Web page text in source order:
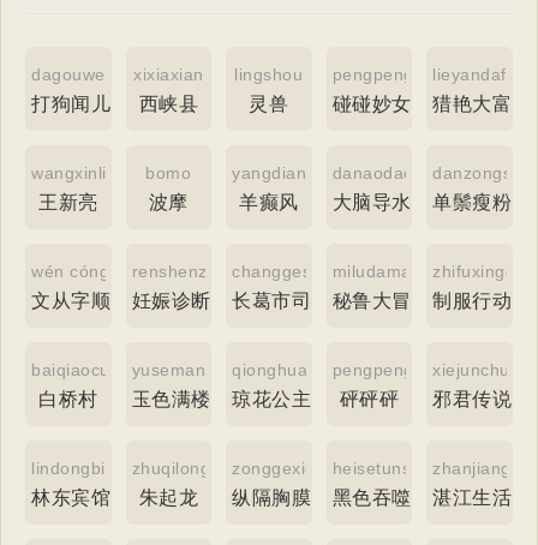
dagouwener
打狗闻儿
xixiaxian
西峡县
lingshou
灵兽
pengpengmiaonvwu
碰碰妙女巫 猎艳大富翁
wangxinliang
王新亮
bomo
波摩
yangdianfeng
羊癫风
danaodaoshuiguan
大脑导水管 单鬃瘦粉蝇
wén cóng zì shùn
文从字顺
renshenzhenduanzheng
妊娠诊断证
changgeshisifaju
长葛市司法局
miludamaoxian
秘鲁大冒险 制服行动
baiqiaocun
白桥村
yusemanlou
玉色满楼
qionghuagongzhu
琼花公主
pengpengpeng
砰砰砰 邪君传说
lindongbinguan
林东宾馆
zhuqilong
朱起龙
zonggexiongmo
纵隔胸膜
heisetunshi
黑色吞噬 湛江生活网